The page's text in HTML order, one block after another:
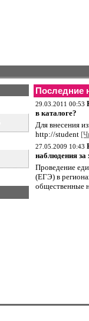
Последние
29.03.2011 00:53
в каталоге?
Для внесения
http://student
27.05.2009 10:43
наблюдения
Проведение
(ЕГЭ) в
общественные